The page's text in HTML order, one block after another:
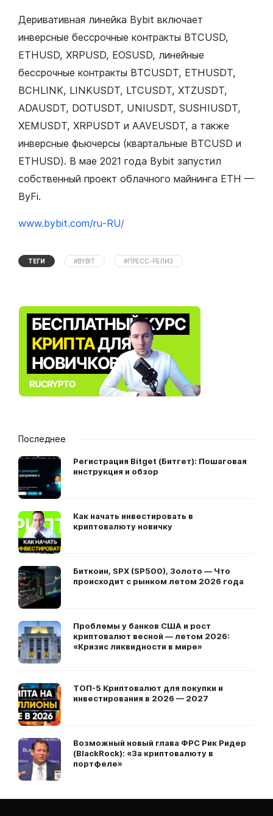
Деривативная линейка Bybit включает
инверсные бессрочные контракты BTCUSD,
ETHUSD, XRPUSD, EOSUSD, линейные
бессрочные контракты BTCUSDT, ETHUSDT,
BCHLINK, LINKUSDT, LTCUSDT, XTZUSDT,
ADAUSDT, DOTUSDT, UNIUSDT, SUSHIUSDT,
XEMUSDT, XRPUSDT и AAVEUSDT, а также
инверсные фьючерсы (квартальные BTCUSD и
ETHUSD). В мае 2021 года Bybit запустил
собственный проект облачного майнинга ETH —
ByFi.
www.bybit.com/ru-RU/
ТЕГИ #BYBIT #ПРЕСС-РЕЛИЗ
Последнее
Регистрация Bitget (Битгет): Пошаговая
инструкция и обзор
Как начать инвестировать в
криптовалюту новичку
Биткоин, SPX (SP500), Золото — Что
происходит с рынком летом 2026 года
Проблемы у банков США и рост
криптовалют весной — летом 2026:
«Кризис ликвидности в мире»
ТОП-5 Криптовалют для покупки и
инвестирования в 2026 — 2027
Возможный новый глава ФРС Рик Ридер
(BlackRock): «За криптовалюту в
портфеле»